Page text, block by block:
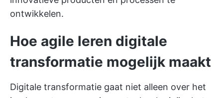
ontwikkelen.
Hoe agile leren digitale
transformatie mogelijk maakt
Digitale transformatie gaat niet alleen over het